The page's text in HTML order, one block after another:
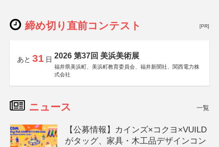
締め切り直前コンテスト [PR]
あと 31 日 2026 第37回 美浜美術展
福井県美浜町、美浜町教育委員会、福井新聞社、関西電力株
式会社
ニュース 一覧
【公募情報】カインズ×コクヨ×VUILD
がタッグ、家具・木工品デザインコン